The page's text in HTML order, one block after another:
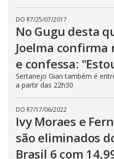
DO R7/25/07/2017
No Gugu desta
Joelma confirma
e confessa:
Sertanejo Gian também é
a partir das 22h30
DO R7/17/06/2022
Ivy Moraes e
são eliminados
Brasil 6 com